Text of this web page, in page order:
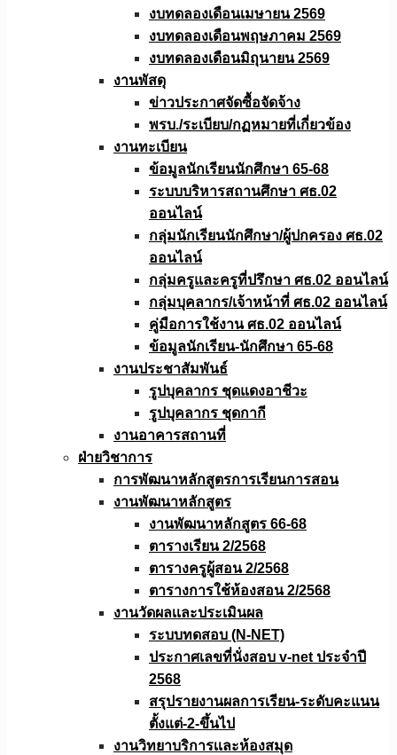
งบทดลองเดือนเมษายน 2569
งบทดลองเดือนพฤษภาคม 2569
งบทดลองเดือนมิถุนายน 2569
งานพัสดุ
ข่าวประกาศจัดซื้อจัดจ้าง
พรบ./ระเบียบ/กฏหมายที่เกี่ยวข้อง
งานทะเบียน
ข้อมูลนักเรียนนักศึกษา 65-68
ระบบบริหารสถานศึกษา ศธ.02
ออนไลน์
กลุ่มนักเรียนนักศึกษา/ผู้ปกครอง ศธ.02
ออนไลน์
กลุ่มครูและครูที่ปรึกษา ศธ.02 ออนไลน์
กลุ่มบุคลากร/เจ้าหน้าที่ ศธ.02 ออนไลน์
คู่มือการใช้งาน ศธ.02 ออนไลน์
ข้อมูลนักเรียน-นักศึกษา 65-68
งานประชาสัมพันธ์
รูปบุคลากร ชุดแดงอาชีวะ
รูปบุคลากร ชุดกากี
งานอาคารสถานที่
ฝ่ายวิชาการ
การพัฒนาหลักสูตรการเรียนการสอน
งานพัฒนาหลักสูตร
งานพัฒนาหลักสูตร 66-68
ตารางเรียน 2/2568
ตารางครูผู้สอน 2/2568
ตารางการใช้ห้องสอน 2/2568
งานวัดผลเเละประเมินผล
ระบบทดสอบ (N-NET)
ประกาศเลขที่นั่งสอบ v-net ประจำปี
2568
สรุปรายงานผลการเรียน-ระดับคะแนน
ตั้งแต่-2-ขึ้นไป
งานวิทยาบริการเเละห้องสมุด